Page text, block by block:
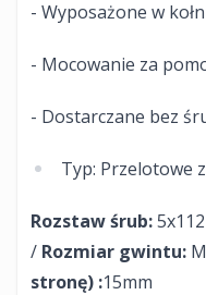
- Wyposażone w
- Mocowanie za
- Dostarczane bez
Typ: Przelotowe
Rozstaw śrub:
/ Rozmiar gwintu:
stronę) :15mm​